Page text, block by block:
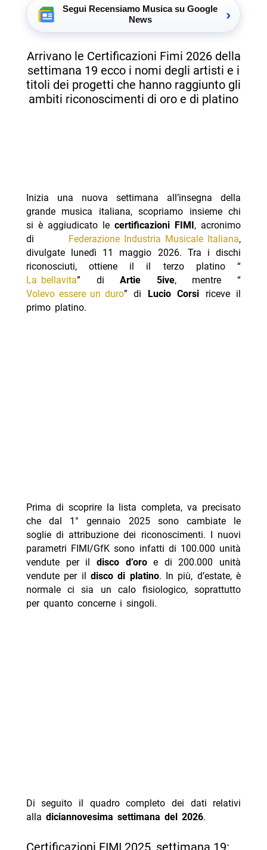
Segui Recensiamo Musica su Google
News
›
Arrivano le Certificazioni Fimi 2026 della
settimana 19 ecco i nomi degli artisti e i
titoli dei progetti che hanno raggiunto gli
ambiti riconoscimenti di oro e di platino
Inizia una nuova settimana all’insegna della
grande musica italiana, scopriamo insieme chi
si è aggiudicato lecertificazioni FIMI , acronimo
di Federazione Industria Musicale Italiana,
divulgate lunedì 11 maggio 2026. Tra i dischi
riconosciuti, ottiene il il terzo platino “
La bellavita” diArtie 5ive, mentre “
Volevo essere un duro” di Lucio Corsi riceve il
primo platino.
Prima di scoprire la lista completa, va precisato
che dal 1° gennaio 2025 sono cambiate le
soglie di attribuzione dei riconoscimenti. I nuovi
parametri FIMI/GfK sono infatti di 100.000 unità
vendute per il disco d’oroe di 200.000 unità
vendute per il disco di platino. In più, d’estate, è
normale ci sia un calo fisiologico, soprattutto
per quanto concerne i singoli.
Di seguito il quadro completo dei dati relativi
alla diciannovesima settimana del 2026.
Certificazioni FIMI 2025, settimana 19: